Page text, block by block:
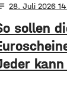
28. Juli 2026
sollen